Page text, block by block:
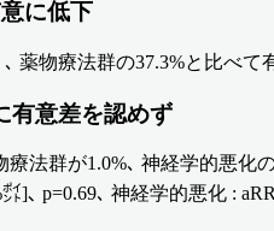
に低下
物療法群の37.3%と比べて
有意差を認めず
法群が1.0%､ 神経学的悪
､ p=0.69､ 神経学的悪化 :